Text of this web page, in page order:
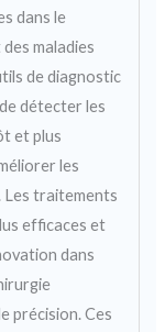
dans le
maladies
de diagnostic
détecter les
et plus
les
traitements
efficaces et
dans
précision. Ces